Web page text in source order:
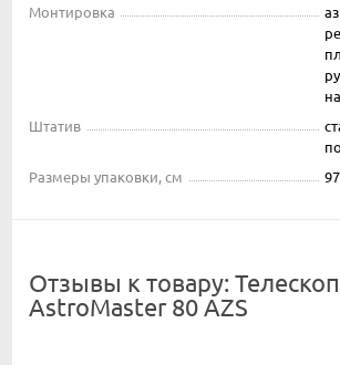
Монтировка
Штатив
Размеры упаковки, см
Отзывы к товару:
AstroMaster 80 AZS